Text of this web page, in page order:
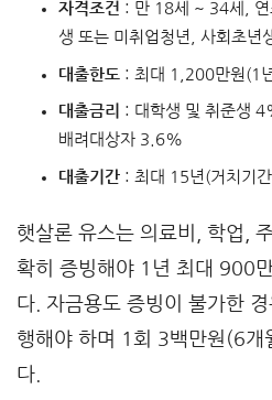
자격조건 : 만 18세 ~ 34세,
생 또는 미취업청년, 사회초년
대출한도 : 최대 1,200만원(1
대출금리 : 대학생 및 취준생
배려대상자 3.6%
대출기간: 최대 15년(거치기
햇살론 유스는 의료비, 학업,
확히 증빙해야 1년 최대 900
다. 자금용도 증빙이 불가한
행해야 하며 1회 3백만원(6개
다.